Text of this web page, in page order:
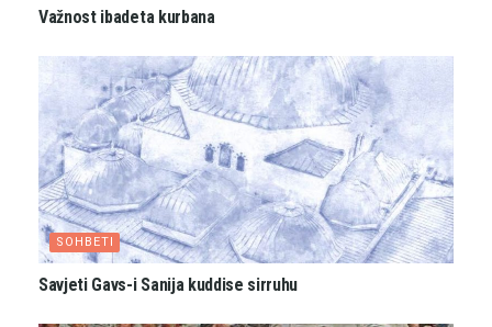
Važnost ibadeta kurbana
SOHBETI
Savjeti Gavs-i Sanija kuddise sirruhu